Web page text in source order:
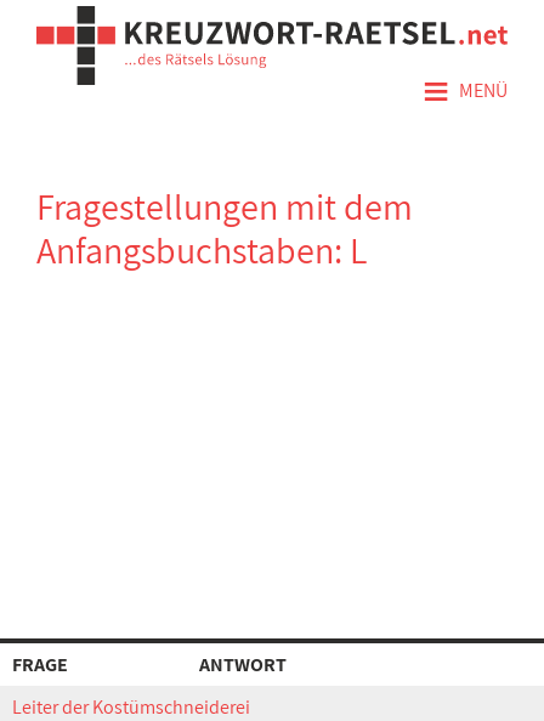
≡ MENÜ
Fragestellungen mit dem
Anfangsbuchstaben: L
FRAGE
ANTWORT
Leiter der Kostümschneiderei